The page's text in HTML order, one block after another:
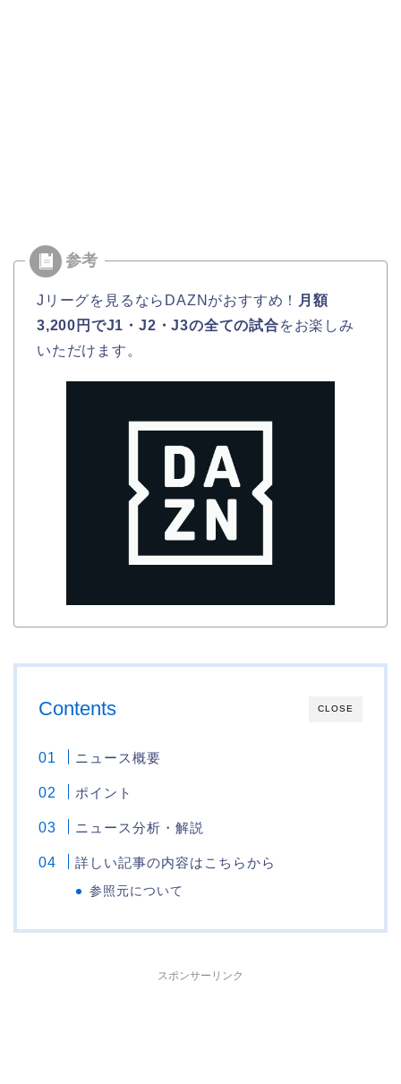
Jリーグを見るならDAZNがおすすめ！
月額
3,200円でJ1・J2・J3の全ての試合をお楽しみ
いただけます。
CLOSE
Contents
ニュース概要
ポイント
ニュース分析・解説
詳しい記事の内容はこちらから
参照元について
スポンサーリンク